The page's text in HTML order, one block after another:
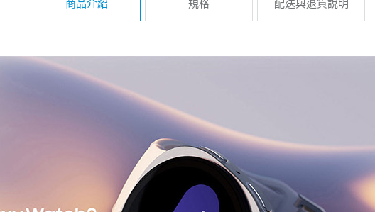
商品介紹 規格 配送與退貨說明